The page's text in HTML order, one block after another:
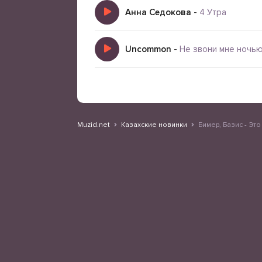
Анна Седокова - 4 Утра
Uncommon - Не звони мне ночью
Muzid.net Казахские новинки Бимер, Базис -